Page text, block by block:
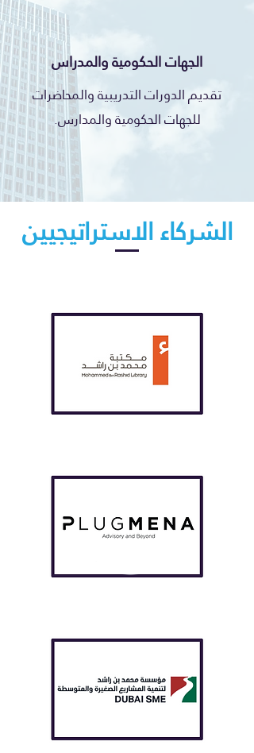
الجهات الحكومية والمدراس
تقديم الدورات التدريبية والمحاضرات
للجهات الحكومية والمدارس.
الشركاء الاستراتيجيين